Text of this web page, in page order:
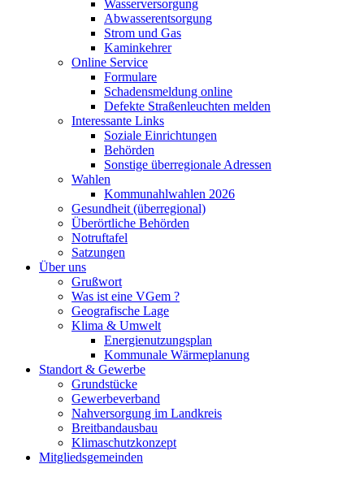
Wasserversorgung
Abwasserentsorgung
Strom und Gas
Kaminkehrer
Online Service
Formulare
Schadensmeldung online
Defekte Straßenleuchten melden
Interessante Links
Soziale Einrichtungen
Behörden
Sonstige überregionale Adressen
Wahlen
Kommunahlwahlen 2026
Gesundheit (überregional)
Überörtliche Behörden
Notruftafel
Satzungen
Über uns
Grußwort
Was ist eine VGem ?
Geografische Lage
Klima & Umwelt
Energienutzungsplan
Kommunale Wärmeplanung
Standort & Gewerbe
Grundstücke
Gewerbeverband
Nahversorgung im Landkreis
Breitbandausbau
Klimaschutzkonzept
Mitgliedsgemeinden